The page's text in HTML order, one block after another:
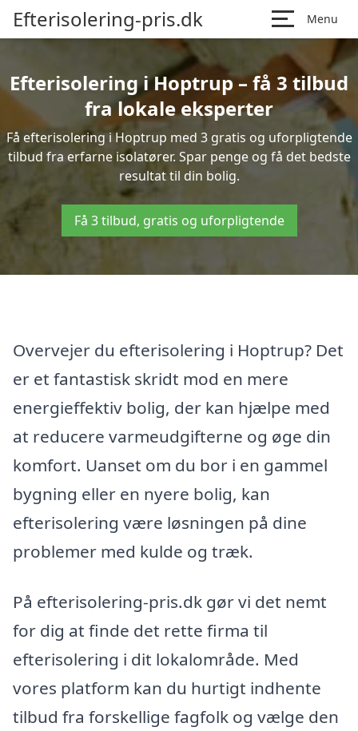
Efterisolering-pris.dk Menu
Efterisolering i Hoptrup – få 3 tilbud
fra lokale eksperter
Få efterisolering i Hoptrup med 3 gratis og uforpligtende
tilbud fra erfarne isolatører. Spar penge og få det bedste
resultat til din bolig.
Få 3 tilbud, gratis og uforpligtende
Overvejer du efterisolering i Hoptrup? Det
er et fantastisk skridt mod en mere
energieffektiv bolig, der kan hjælpe med
at reducere varmeudgifterne og øge din
komfort. Uanset om du bor i en gammel
bygning eller en nyere bolig, kan
efterisolering være løsningen på dine
problemer med kulde og træk.
På efterisolering-pris.dk gør vi det nemt
for dig at finde det rette firma til
efterisolering i dit lokalområde. Med
vores platform kan du hurtigt indhente
tilbud fra forskellige fagfolk og vælge den